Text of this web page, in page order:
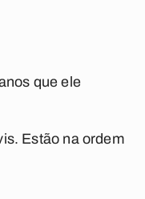
que ele
Estão na ordem